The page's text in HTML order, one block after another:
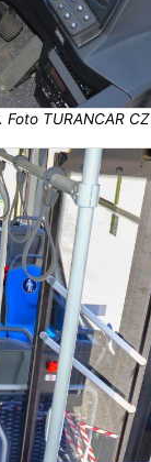
TURANCAR CZ